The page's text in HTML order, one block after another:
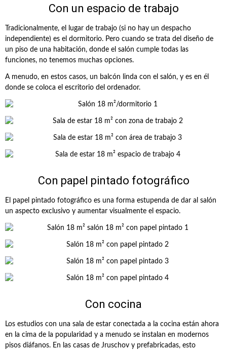
Con un espacio de trabajo
Tradicionalmente, el lugar de trabajo (si no hay un despacho
independiente) es el dormitorio. Pero cuando se trata del diseño de
un piso de una habitación, donde el salón cumple todas las
funciones, no tenemos muchas opciones.
A menudo, en estos casos, un balcón linda con el salón, y es en él
donde se coloca el escritorio del ordenador.
Con papel pintado fotográfico
El papel pintado fotográfico es una forma estupenda de dar al salón
un aspecto exclusivo y aumentar visualmente el espacio.
Con cocina
Los estudios con una sala de estar conectada a la cocina están ahora
en la cima de la popularidad y a menudo se instalan en modernos
pisos diáfanos. En las casas de Jruschov y prefabricadas, esto